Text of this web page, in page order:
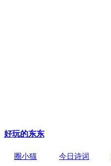
好玩的东东
圈小猫 今日诗词